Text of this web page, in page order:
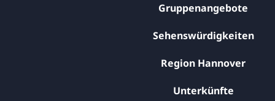
Gruppenangebote
Sehenswürdigkeiten
Region Hannover
Unterkünfte